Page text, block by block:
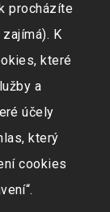
procházíte
K
které
a
účely
který
cookies